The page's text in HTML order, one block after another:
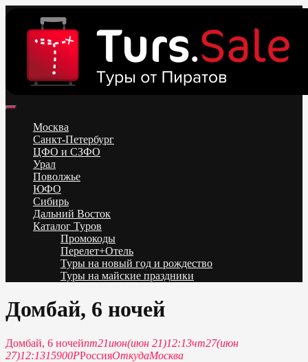
content
Низкие цены на путевки 3-7-10 ночей все включено, отдых на
море. Распродажа экскурсионных и горнолыжных туров.
Обновление каждый день. Официальный сайт Тур Сейл
Москва
Санкт-Петербург
ЦФО и СЗФО
Урал
Поволжье
ЮФО
Сибирь
Дальний Восток
Каталог Туров
Промокоды
Перелет+Отель
Туры на новый год и рождество
Туры на майские праздники
Домбай, 6 ночей
Домбай, 6 ночейпт21июн(июн 21)12:13чт27(июн
27)12:1315900РРоссияОткудаМосква